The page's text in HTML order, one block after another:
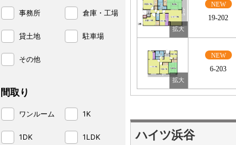
NEW
19-202
NEW
6-203
ハイツ浜谷
事務所 倉庫・工場
貸土地 駐車場
その他
間取り
ワンルーム 1K
1DK 1LDK